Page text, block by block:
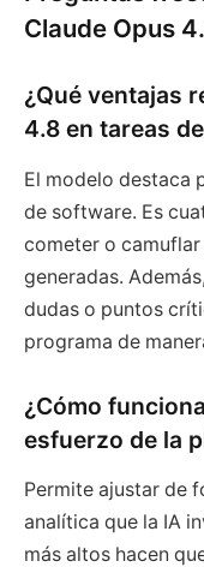
Claude Opus
¿Qué ventajas
4.8 en tareas
El modelo destaca
de software. Es
cometer o
generadas.
dudas o puntos
programa de
¿Cómo
esfuerzo de la
Permite ajustar de
analítica que la IA
más altos hacen